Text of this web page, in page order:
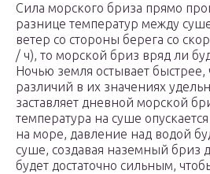
Сила морского бриза прямо
разнице температур между
ветер со стороны берега со
/ ч), то морской бриз вряд ли
Ночью земля остывает быстрее,
различий в их значениях
заставляет дневной морской
температура на суше
на море, давление над водой
суше, создавая наземный бриз
будет достаточно сильным,